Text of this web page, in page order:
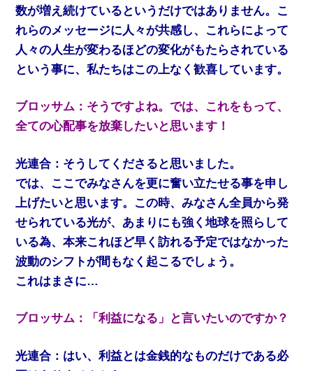
数が増え続けているというだけではありません。こ
れらのメッセージに人々が共感し、これらによって
人々の人生が変わるほどの変化がもたらされている
という事に、私たちはこの上なく歓喜しています。
ブロッサム：そうですよね。では、これをもって、
全ての心配事を放棄したいと思います！
光連合：そうしてくださると思いました。
では、ここでみなさんを更に奮い立たせる事を申し
上げたいと思います。この時、みなさん全員から発
せられている光が、あまりにも強く地球を照らして
いる為、本来これほど早く訪れる予定ではなかった
波動のシフトが間もなく起こるでしょう。
これはまさに…
ブロッサム：「利益になる」と言いたいのですか？
光連合：はい、利益とは金銭的なものだけである必